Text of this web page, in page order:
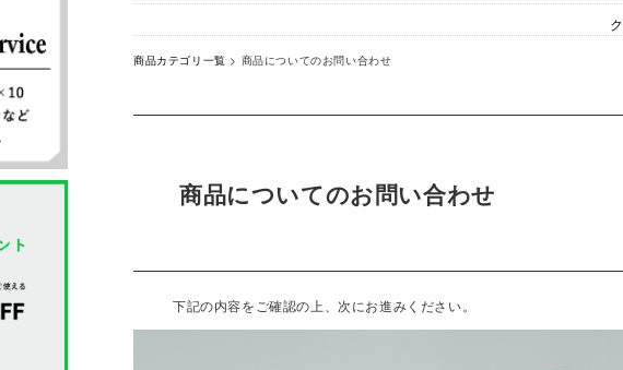
商品カテゴリ一覧 > 商品についてのお問い合わせ
商品についてのお問い合わせ
下記の内容をご確認の上、次にお進みください。